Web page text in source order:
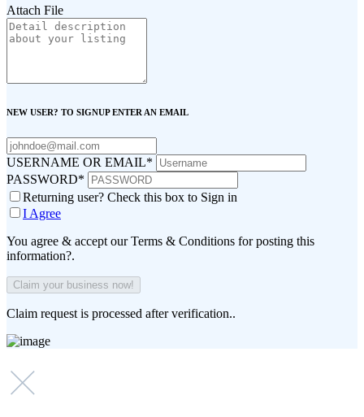
Attach File
NEW USER? TO SIGNUP ENTER AN EMAIL
USERNAME OR EMAIL*
PASSWORD*
Returning user? Check this box to Sign in
I Agree
You agree & accept our Terms & Conditions for posting this
information?.
Claim request is processed after verification..